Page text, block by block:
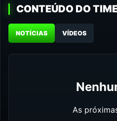
CONTEÚDO DO
NOTÍCIAS VÍDEOS
As